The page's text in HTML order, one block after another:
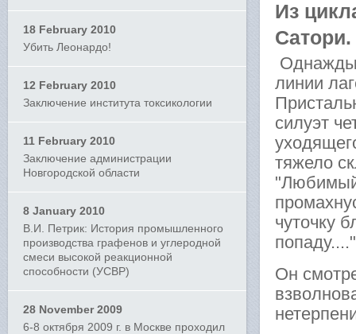
18 February 2010
Убить Леонардо!
12 February 2010
Заключение института токсикологии
11 February 2010
Заключение администрации
Новгородской области
8 January 2010
В.И. Петрик: История промышленного
производства графенов и углеродной
смеси высокой реакционной
способности (УСВР)
28 November 2009
6-8 октября 2009 г. в Москве проходил
Из
Сатори.
линии
силуэт
тяжело
"Любимый
чуточку
Он